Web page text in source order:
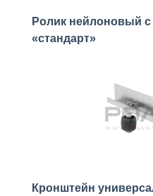
Ролик нейлоновый
«стандарт»
Кронштейн